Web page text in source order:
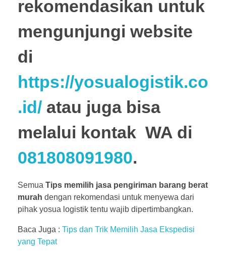
rekomendasikan untuk
mengunjungi website
di
https://yosualogistik.co
.id/ atau juga bisa
melalui kontak WA di
081808091980.
Semua Tips memilih jasa pengiriman barang berat
murah dengan rekomendasi untuk menyewa dari
pihak yosua logistik tentu wajib dipertimbangkan.
Baca Juga : Tips dan Trik Memilih Jasa Ekspedisi
yang Tepat